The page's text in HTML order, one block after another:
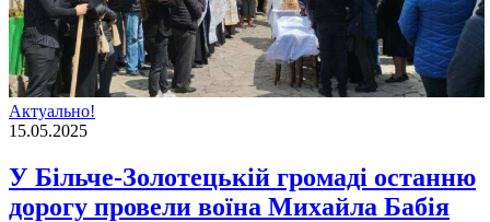
Актуально!
15.05.2025
У Більче-Золотецькій громаді останню
дорогу провели воїна Михайла Бабія